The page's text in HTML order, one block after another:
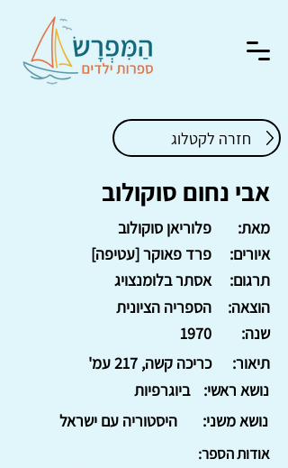
חזרה לקטלוג
אבי נחום סוקולוב
פלוריאן סוקולוב
מאת:
פרד פאוקר [עטיפה]
איורים:
אסתר בלומנצויג
תרגום:
הספריה הציונית
הוצאה:
1970
שנה:
כריכה קשה, 217 עמ'
תיאור:
ביוגרפיות
נושא ראשי:
היסטוריה עם ישראל
נושא משני:
אודות הספר: